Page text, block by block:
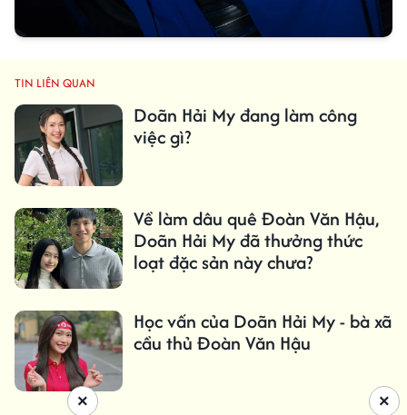
TIN LIÊN QUAN
Doãn Hải My đang làm công
việc gì?
Về làm dâu quê Đoàn Văn Hậu,
Doãn Hải My đã thưởng thức
loạt đặc sản này chưa?
Học vấn của Doãn Hải My - bà xã
cầu thủ Đoàn Văn Hậu
×
×